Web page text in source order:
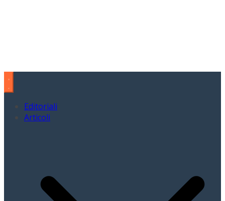
Editoriali
Articoli